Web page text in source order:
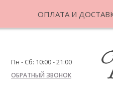
ОПЛАТА И
Пн - Сб: 10:00 - 21:00
ОБРАТНЫЙ ЗВОНОК